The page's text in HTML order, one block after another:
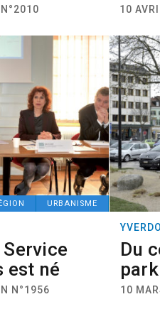
10
URBANISME
Service
est né
N°1956
Du
10